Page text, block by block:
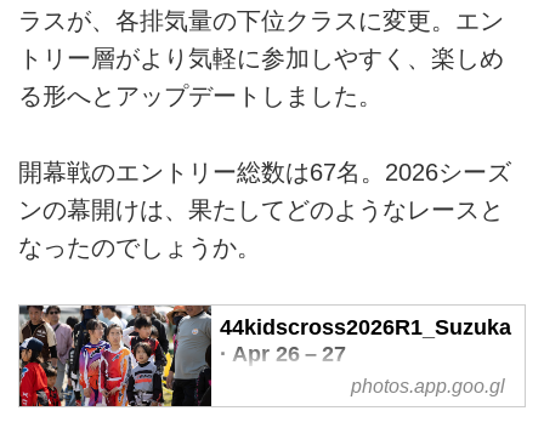
ラスが、各排気量の下位クラスに変更。エン
トリー層がより気軽に参加しやすく、楽しめ
る形へとアップデートしました。
開幕戦のエントリー総数は67名。2026シーズ
ンの幕開けは、果たしてどのようなレースと
なったのでしょうか。
44kidscross2026R1_Suzuka
· Apr 26 – 27
Shared album · Tap to view!
photos.app.goo.gl